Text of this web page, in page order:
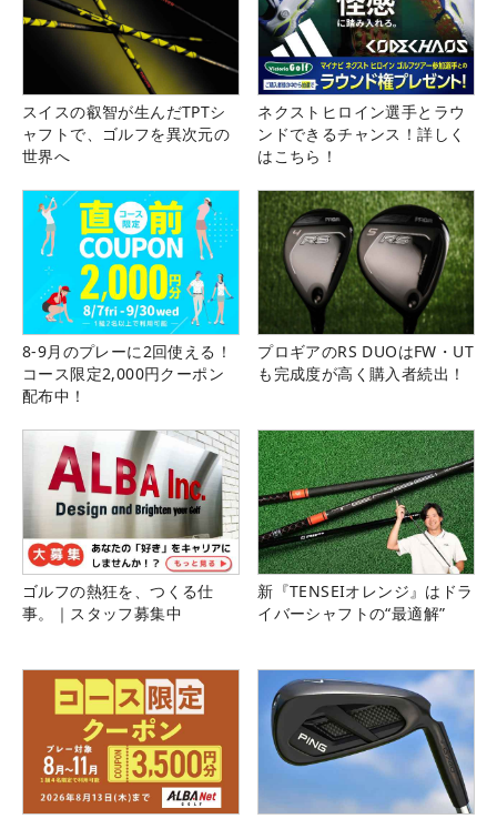
スイスの叡智が生んだTPTシ
ャフトで、ゴルフを異次元の
世界へ
ネクストヒロイン選手とラウ
ンドできるチャンス！詳しく
はこちら！
8-9月のプレーに2回使える！
コース限定2,000円クーポン
配布中！
プロギアのRS DUOはFW・UT
も完成度が高く購入者続出！
ゴルフの熱狂を、つくる仕
事。｜スタッフ募集中
新『TENSEIオレンジ』はドラ
イバーシャフトの“最適解”